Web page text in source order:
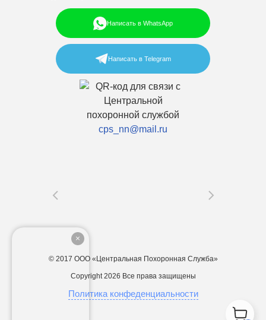
Написать в WhatsApp
Написать в Telegram
cps_nn@mail.ru
© 2017 ООО «Центральная Похоронная Служба»
Copyright 2026 Все права защищены
Политика конфеденциальности